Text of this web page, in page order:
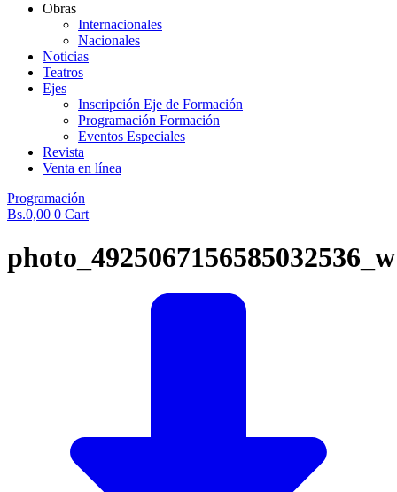
Obras
Internacionales
Nacionales
Noticias
Teatros
Ejes
Inscripción Eje de Formación
Programación Formación
Eventos Especiales
Revista
Venta en línea
Programación
Bs.0,00 0 Cart
photo_4925067156585032536_w